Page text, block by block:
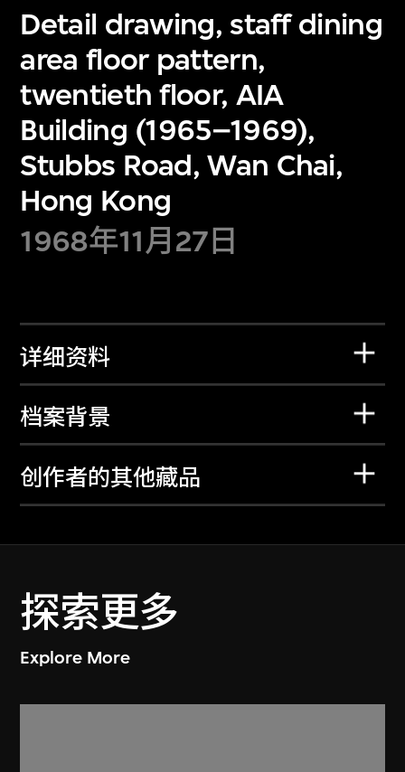
Detail drawing, staff dining
area floor pattern,
twentieth floor, AIA
Building (1965–1969),
Stubbs Road, Wan Chai,
Hong Kong
1968年11月27日
详细资料
档案背景
创作者的其他藏品
探索更多
Explore More